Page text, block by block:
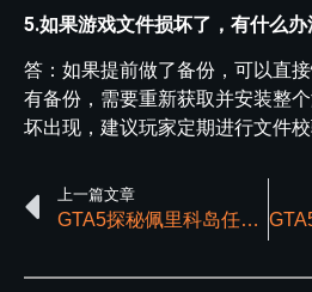
5.如果游戏文件损坏了，有什么办
答：如果提前做了备份，可以直
有备份，需要重新获取并安装整
坏出现，建议玩家定期进行文件校
上一篇文章
GTA5探秘佩里科岛任务：如何组队上岛以及游玩